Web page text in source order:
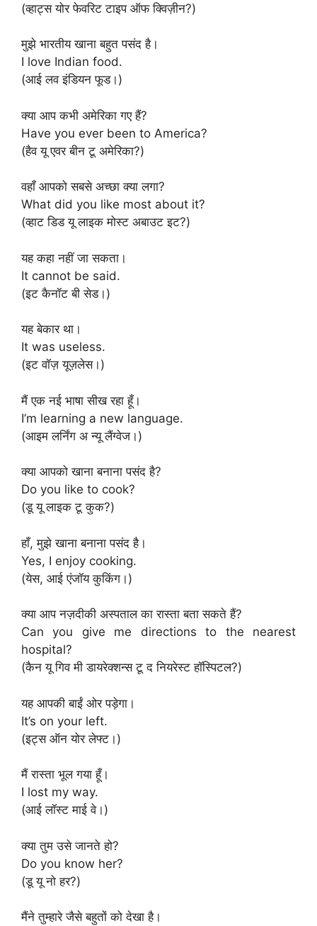
(व्हाट्स योर फेवरिट टाइप ऑफ क्विज़ीन?)
मुझे भारतीय खाना बहुत पसंद है।
I love Indian food.
(आई लव इंडियन फूड।)
क्या आप कभी अमेरिका गए हैं?
Have you ever been to America?
(हैव यू एवर बीन टू अमेरिका?)
वहाँ आपको सबसे अच्छा क्या लगा?
What did you like most about it?
(व्हाट डिड यू लाइक मोस्ट अबाउट इट?)
यह कहा नहीं जा सकता।
It cannot be said.
(इट कैनॉट बी सेड।)
यह बेकार था।
It was useless.
(इट वॉज़ यूज़लेस।)
मैं एक नई भाषा सीख रहा हूँ।
I’m learning a new language.
(आइम लर्निंग अ न्यू लैंग्वेज।)
क्या आपको खाना बनाना पसंद है?
Do you like to cook?
(डू यू लाइक टू कुक?)
हाँ, मुझे खाना बनाना पसंद है।
Yes, I enjoy cooking.
(येस, आई एंजॉय कुकिंग।)
क्या आप नज़दीकी अस्पताल का रास्ता बता सकते हैं?
Can you give me directions to the nearest
hospital?
(कैन यू गिव मी डायरेक्शन्स टू द नियरेस्ट हॉस्पिटल?)
यह आपकी बाईं ओर पड़ेगा।
It’s on your left.
(इट्स ऑन योर लेफ्ट।)
मैं रास्ता भूल गया हूँ।
I lost my way.
(आई लॉस्ट माई वे।)
क्या तुम उसे जानते हो?
Do you know her?
(डू यू नो हर?)
मैंने तुम्हारे जैसे बहुतों को देखा है।